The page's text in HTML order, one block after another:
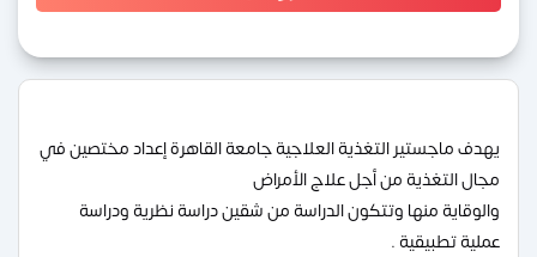
يهدف ماجستير التغذية العلاجية جامعة القاهرة إعداد مختصين في
مجال التغذية من أجل علاج الأمراض
والوقاية منها وتتكون الدراسة من شقين دراسة نظرية ودراسة
عملية تطبيقية .